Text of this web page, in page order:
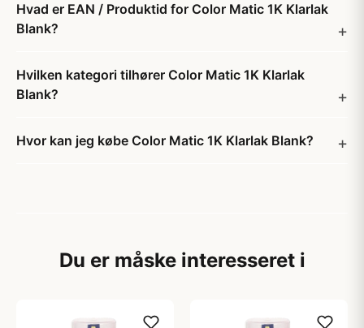
Hvad er EAN / Produktid for Color Matic 1K Klarlak
Blank?
Hvilken kategori tilhører Color Matic 1K Klarlak
Blank?
Hvor kan jeg købe Color Matic 1K Klarlak Blank?
Du er måske interesseret i